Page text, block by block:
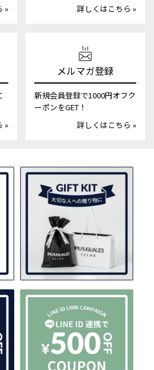
»
詳しくはこちら »
»
メルマガ登録
新規会員登録で1000円オフク
ーポンをGET！
詳しくはこちら »